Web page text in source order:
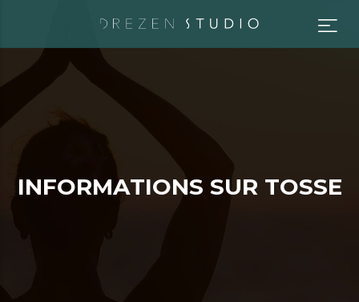
INFORMATIONS SUR TOSSE